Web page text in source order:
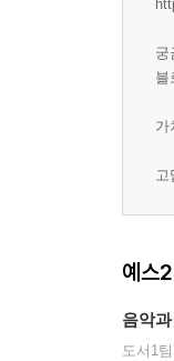
궁
블
가
고
예스
음악
도서1